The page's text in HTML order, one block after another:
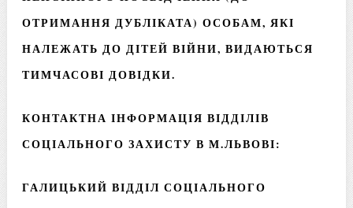
ОТРИМАННЯ ДУБЛІКАТА) ОСОБАМ, ЯКІ
НАЛЕЖАТЬ ДО ДІТЕЙ ВІЙНИ, ВИДАЮТЬСЯ
ТИМЧАСОВІ ДОВІДКИ.
КОНТАКТНА ІНФОРМАЦІЯ ВІДДІЛІВ
СОЦІАЛЬНОГО ЗАХИСТУ В М.ЛЬВОВІ:
ГАЛИЦЬКИЙ ВІДДІЛ СОЦІАЛЬНОГО